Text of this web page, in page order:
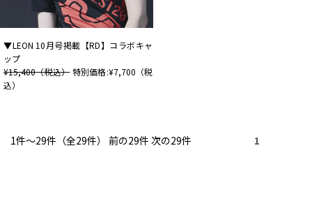
▼LEON 10月号掲載【RD】コラボキャ
ップ
¥15,400（税込）特別価格:¥7,700（税
込）
1件～29件（全29件） 前の29件 次の29件 1